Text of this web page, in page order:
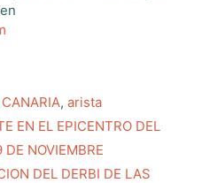
, arista
EN EL EPICENTRO DEL
NOVIEMBRE
DEL DERBI DE LAS